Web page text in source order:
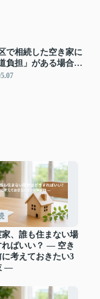
で相続した空き家に
負担」がある場合ど
？ ― 売却前に確認し
、誰も住まない場
ればいい？ ― 空き
考えておきたい3
―